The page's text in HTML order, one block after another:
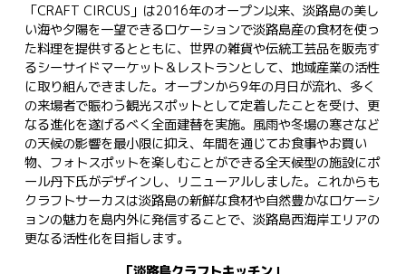
「CRAFT CIRCUS」は2016年のオープン以来、淡路島の美し
い海や夕陽を一望できるロケーションで淡路島産の食材を使っ
た料理を提供するとともに、世界の雑貨や伝統工芸品を販売す
るシーサイドマーケット＆レストランとして、地域産業の活性
に取り組んできました。オープンから9年の月日が流れ、多く
の来場者で賑わう観光スポットとして定着したことを受け、更
なる進化を遂げるべく全面建替を実施。風雨や冬場の寒さなど
の天候の影響を最小限に抑え、年間を通じてお食事やお買い
物、フォトスポットを楽しむことができる全天候型の施設にポ
ール丹下氏がデザインし、リニューアルしました。これからも
クラフトサーカスは淡路島の新鮮な食材や自然豊かなロケーシ
ョンの魅力を島内外に発信することで、淡路島西海岸エリアの
更なる活性化を目指します。